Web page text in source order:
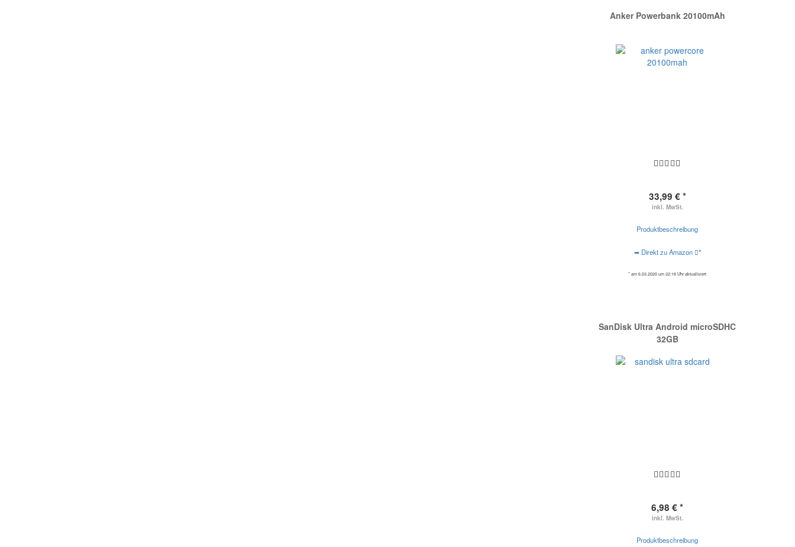
Anker Powerbank 20100mAh
33,99 € *
inkl. MwSt.
Produktbeschreibung
➥ Direkt zu Amazon *
* am 6.03.2020 um 22:18 Uhr aktualisiert
SanDisk Ultra Android microSDHC
32GB
6,98 € *
inkl. MwSt.
Produktbeschreibung